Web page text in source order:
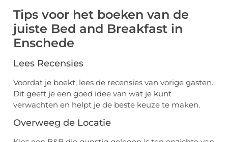
Tips voor het boeken van de
juiste Bed and Breakfast in
Enschede
Lees Recensies
Voordat je boekt, lees de recensies van vorige gasten.
Dit geeft je een goed idee van wat je kunt
verwachten en helpt je de beste keuze te maken.
Overweeg de Locatie